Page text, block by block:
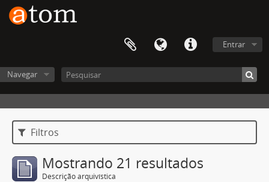
Entrar
Navegar
Filtros
Mostrando 21 resultados
Descrição arquivística